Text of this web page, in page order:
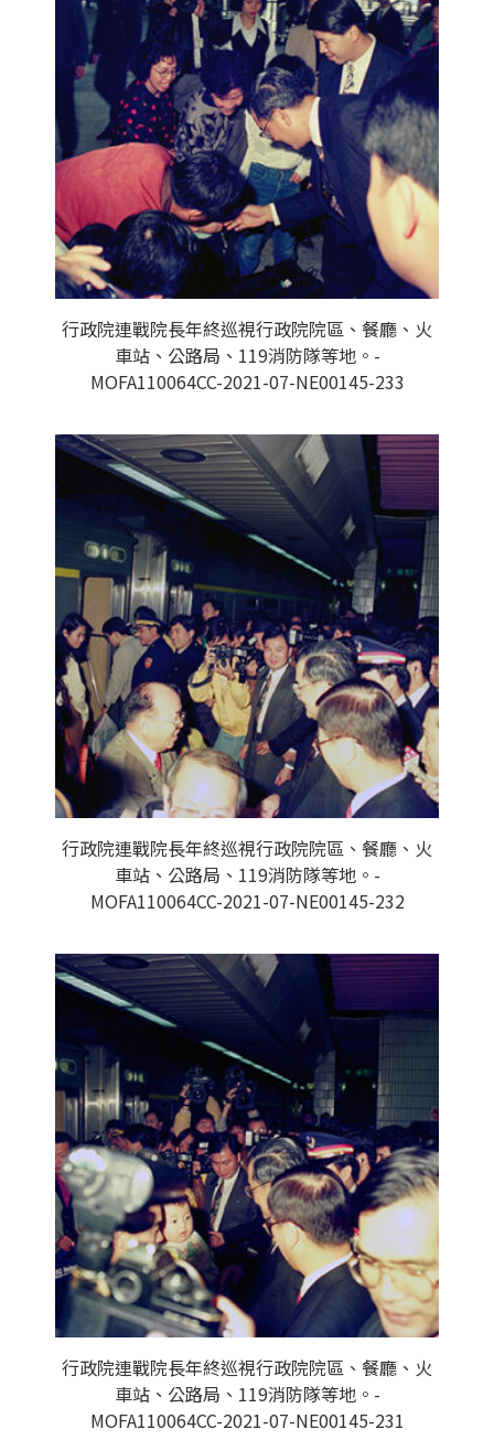
行政院連戰院長年終巡視行政院院區、餐廳、火
車站、公路局、119消防隊等地。-
MOFA110064CC-2021-07-NE00145-233
行政院連戰院長年終巡視行政院院區、餐廳、火
車站、公路局、119消防隊等地。-
MOFA110064CC-2021-07-NE00145-232
行政院連戰院長年終巡視行政院院區、餐廳、火
車站、公路局、119消防隊等地。-
MOFA110064CC-2021-07-NE00145-231